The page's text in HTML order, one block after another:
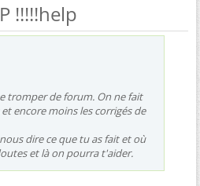
!!!!!help
tromper de forum. On ne fait
encore moins les corrigés de
dire ce que tu as fait et où
et là on pourra t'aider.